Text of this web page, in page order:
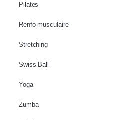
Pilates
Renfo musculaire
Stretching
Swiss Ball
Yoga
Zumba